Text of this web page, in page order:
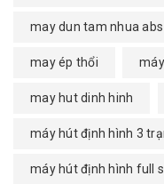
may dun tam nhua abs
may ép thổi
may hut dinh hinh
máy hút định hình 3
máy hút định hình full